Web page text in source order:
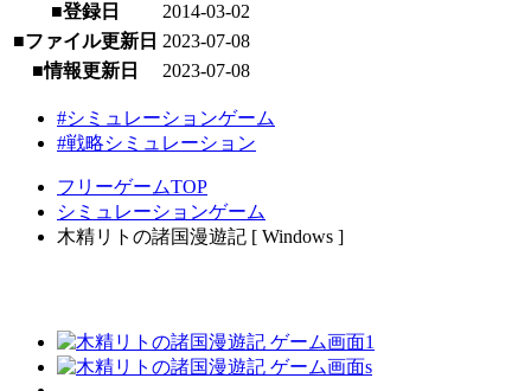
■登録日
2014-03-02
■ファイル更新日 2023-07-08
■情報更新日
2023-07-08
#シミュレーションゲーム
#戦略シミュレーション
フリーゲームTOP
シミュレーションゲーム
木精リトの諸国漫遊記 [ Windows ]